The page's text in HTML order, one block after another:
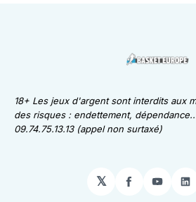
18+ Les jeux d'argent sont interdits aux
des risques : endettement,
09.74.75.13.13 (appel non surtaxé)
𝕏 Facebook